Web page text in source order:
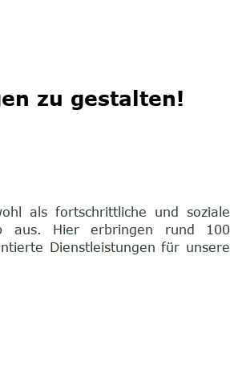
zu gestalten!
als fortschrittliche und soziale
aus. Hier erbringen rund 100
Dienstleistungen für unsere